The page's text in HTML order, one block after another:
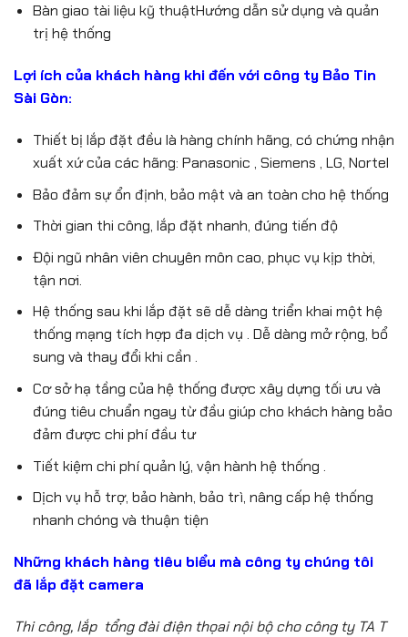
Bàn giao tài liệu kỹ thuậtHướng dẫn sử dụng và quản
trị hệ thống
Lợi ích của khách hàng khi đến với công ty Bảo Tin
Sài Gòn:
Thiết bị lắp đặt đều là hàng chính hãng, có chứng nhận
xuất xứ của các hãng: Panasonic , Siemens , LG, Nortel
Bảo đảm sự ổn định, bảo mật và an toàn cho hệ thống
Thời gian thi công, lắp đặt nhanh, đúng tiến độ
Đội ngũ nhân viên chuyên môn cao, phục vụ kịp thời,
tận nơi.
Hệ thống sau khi lắp đặt sẽ dễ dàng triển khai một hệ
thống mạng tích hợp đa dịch vụ . Dễ dàng mở rộng, bổ
sung và thay đổi khi cần .
Cơ sở hạ tầng của hệ thống được xây dựng tối ưu và
đúng tiêu chuẩn ngay từ đầu giúp cho khách hàng bảo
đảm được chi phí đầu tư
Tiết kiệm chi phí quản lý, vận hành hệ thống .
Dịch vụ hỗ trợ, bảo hành, bảo trì, nâng cấp hệ thống
nhanh chóng và thuận tiện
Những khách hàng tiêu biểu mà công ty chúng tôi
đã lắp đặt camera
Thi công, lắp tổng đài điện thọai nội bộ cho công ty TA T